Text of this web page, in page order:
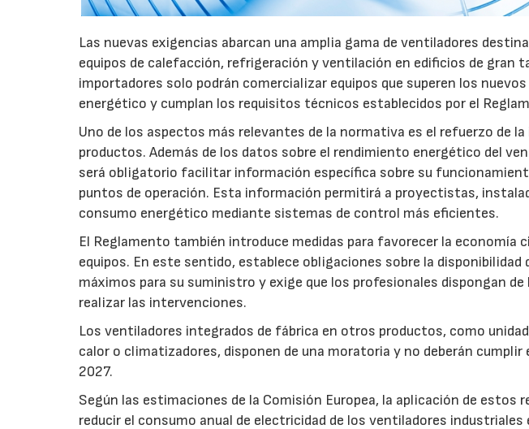
Las nuevas exigencias abarcan una amplia gama de ventiladores
equipos de calefacción, refrigeración y ventilación en edificios de gran
importadores solo podrán comercializar equipos que superen los
energético y cumplan los requisitos técnicos establecidos por el
Uno de los aspectos más relevantes de la normativa es el refuerzo de
productos. Además de los datos sobre el rendimiento energético del
será obligatorio facilitar información específica sobre su
puntos de operación. Esta información permitirá a proyectistas,
consumo energético mediante sistemas de control más eficientes.
El Reglamento también introduce medidas para favorecer la economía
equipos. En este sentido, establece obligaciones sobre la disponibilidad
máximos para su suministro y exige que los profesionales dispongan
realizar las intervenciones.
Los ventiladores integrados de fábrica en otros productos, como
calor o climatizadores, disponen de una moratoria y no deberán
2027.
Según las estimaciones de la Comisión Europea, la aplicación de estos
reducir el consumo anual de electricidad de los ventiladores industriales